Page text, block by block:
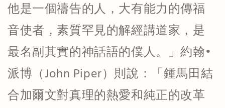
他是一個禱告的人，大有能力的傳福
音使者，素質罕見的解經講道家，是
最名副其實的神話語的僕人。」約翰•
派博（John Piper）則說：「鍾馬田結
合加爾文對真理的熱愛和純正的改革